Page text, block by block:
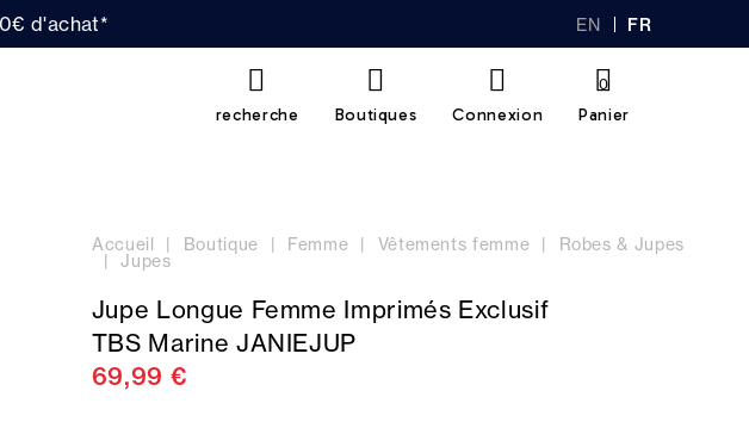
d'achat* EN FR
recherche Boutiques Connexion Panier
0
Accueil Boutique Femme Vêtements femme Robes & Jupes
Jupes
Jupe Longue Femme Imprimés Exclusif
TBS Marine JANIEJUP
69,99 €